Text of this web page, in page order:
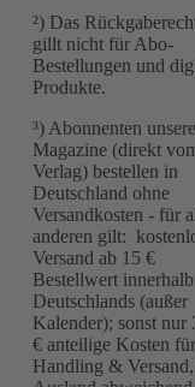
²) Das
gillt nicht für Abo-
Bestellungen und
Produkte.
³) Abonnenten
Magazine (direkt
Verlag) bestellen in
Deutschland ohne
Versandkosten - für
anderen gilt:
Versand ab 15 €
Bestellwert innerhalb
Deutschlands (außer
Kalender); sonst nur
€ anteilige Kosten für
Handling &